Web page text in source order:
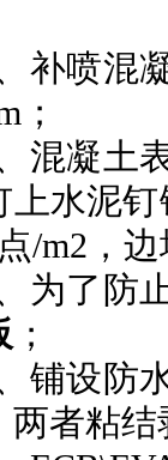
补喷混
；
混凝土
上水泥
点/m2 ，
为了防
；
铺设防
两者粘